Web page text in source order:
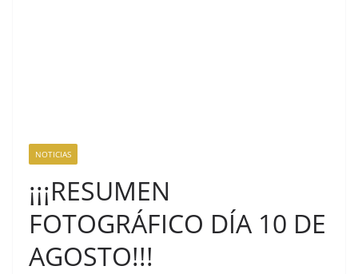
NOTICIAS
¡¡¡RESUMEN
FOTOGRÁFICO DÍA 10 DE
AGOSTO!!!